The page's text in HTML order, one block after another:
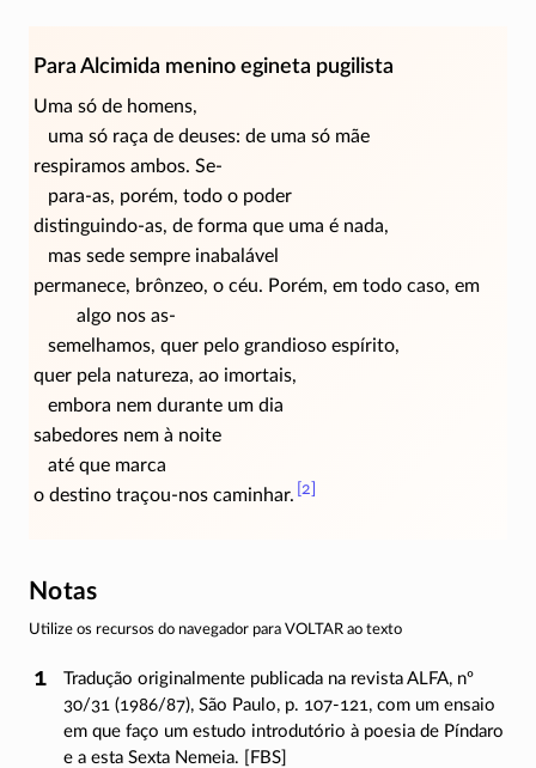
Para Alcimida menino egineta pugilista
Uma só de homens,
uma só raça de deuses: de uma só mãe
respiramos ambos. Se-
para-as, porém, todo o poder
distinguindo-as, de forma que uma é nada,
mas sede sempre inabalável
permanece, brônzeo, o céu. Porém, em todo caso, em
algo nos as-
semelhamos, quer pelo grandioso espírito,
quer pela natureza, ao imortais,
embora nem durante um dia
sabedores nem à noite
até que marca
o destino traçou-nos caminhar. [2]
Notas
Utilize os recursos do navegador para VOLTAR ao texto
Tradução originalmente publicada na revista ALFA, nº
30/31 (1986/87), São Paulo, p. 107-121, com um ensaio
em que faço um estudo introdutório à poesia de Píndaro
e a esta Sexta Nemeia. [FBS]